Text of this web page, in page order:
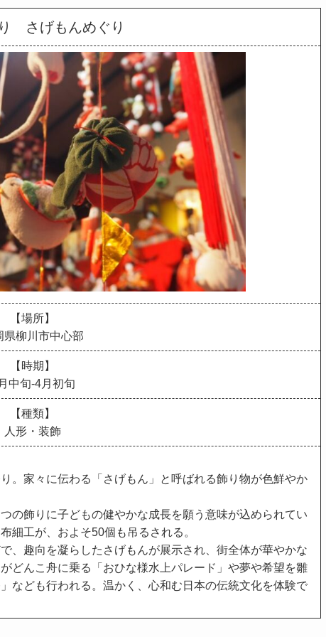
さげもんめぐり
【場所】
県柳川市中心部
【時期】
中旬-4月初旬
【種類】
人形・装飾
家々に伝わる「さげもん」と呼ばれる飾り物が色鮮やか
飾りに子どもの健やかな成長を願う意味が込められてい
細工が、およそ50個も吊るされる。
趣向を凝らしたさげもんが展示され、街全体が華やかな
どんこ舟に乗る「おひな様水上パレード」や夢や希望を雛
なども行われる。温かく、心和む日本の伝統文化を体験で